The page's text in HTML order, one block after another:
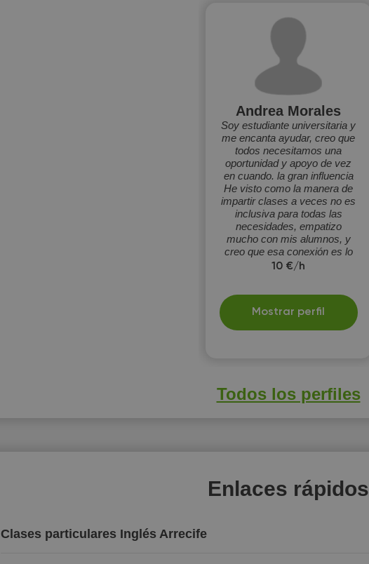
Andrea Morales
Soy estudiante universitaria y
me encanta ayudar, creo que
todos necesitamos una
oportunidad y apoyo de vez
en cuando. la gran influencia
He visto como la manera de
impartir clases a veces no es
inclusiva para todas las
necesidades, empatizo
mucho con mis alumnos, y
creo que esa conexión es lo
único que importa a la hora de
10 €/h
Mostrar perfil
Todos los perfiles
Enlaces rápidos
Clases particulares Inglés Arrecife